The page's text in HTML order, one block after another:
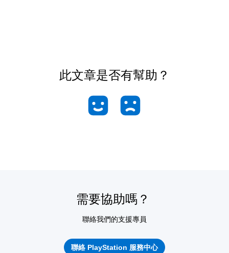
此文章是否有幫助？
需要協助嗎？
聯絡我們的支援專員
聯絡 PlayStation 服務中心